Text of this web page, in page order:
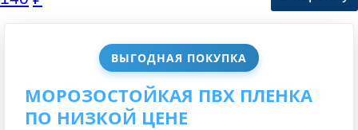
ВЫГОДНАЯ ПОКУПКА
МОРОЗОСТОЙКАЯ ПВХ ПЛЕНКА
ПО НИЗКОЙ ЦЕНЕ